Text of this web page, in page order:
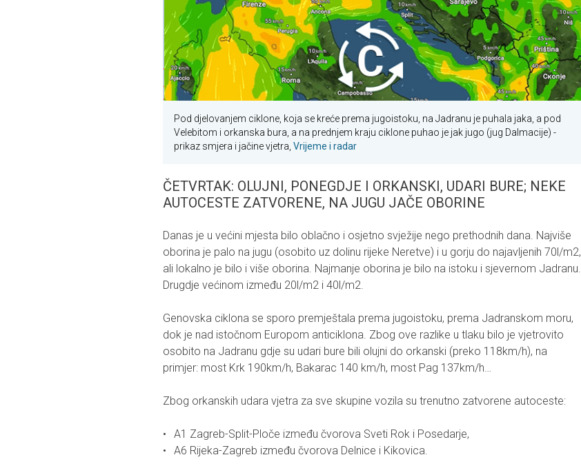
Pod djelovanjem ciklone, koja se kreće prema jugoistoku, na Jadranu je puhala jaka, a pod
Velebitom i orkanska bura, a na prednjem kraju ciklone puhao je jak jugo (jug Dalmacije) -
prikaz smjera i jačine vjetra, Vrijeme i radar
ČETVRTAK: OLUJNI, PONEGDJE I ORKANSKI, UDARI BURE; NEKE
AUTOCESTE ZATVORENE, NA JUGU JAČE OBORINE
Danas je u većini mjesta bilo oblačno i osjetno svježije nego prethodnih dana. Najviše
oborina je palo na jugu (osobito uz dolinu rijeke Neretve) i u gorju do najavljenih 70l/m2,
ali lokalno je bilo i više oborina. Najmanje oborina je bilo na istoku i sjevernom Jadranu.
Drugdje većinom između 20l/m2 i 40l/m2.
Genovska ciklona se sporo premještala prema jugoistoku, prema Jadranskom moru,
dok je nad istočnom Europom anticiklona. Zbog ove razlike u tlaku bilo je vjetrovito
osobito na Jadranu gdje su udari bure bili olujni do orkanski (preko 118km/h), na
primjer: most Krk 190km/h, Bakarac 140 km/h, most Pag 137km/h…
Zbog orkanskih udara vjetra za sve skupine vozila su trenutno zatvorene autoceste:
A1 Zagreb-Split-Ploče između čvorova Sveti Rok i Posedarje,
A6 Rijeka-Zagreb između čvorova Delnice i Kikovica.